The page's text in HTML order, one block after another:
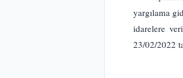
yargılama
idarelere
23/02/2022